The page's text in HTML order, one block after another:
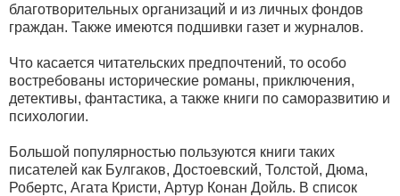
благотворительных организаций и из личных фондов
граждан. Также имеются подшивки газет и журналов.
Что касается читательских предпочтений, то особо
востребованы исторические романы, приключения,
детективы, фантастика, а также книги по саморазвитию и
психологии.
Большой популярностью пользуются книги таких
писателей как Булгаков, Достоевский, Толстой, Дюма,
Робертс, Агата Кристи, Артур Конан Дойль. В список